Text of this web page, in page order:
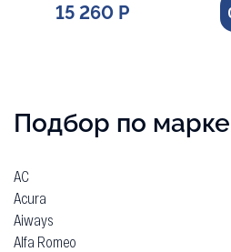
15 260 Р
Подбор по
AC
Acura
Aiways
Alfa Romeo